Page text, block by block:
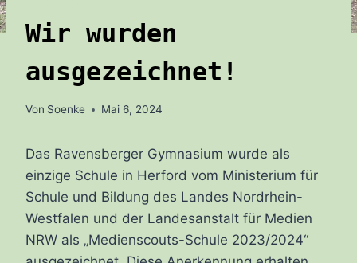
Wir wurden
ausgezeichnet!
Von Soenke Mai 6, 2024
Das Ravensberger Gymnasium wurde als
einzige Schule in Herford vom Ministerium für
Schule und Bildung des Landes Nordrhein-
Westfalen und der Landesanstalt für Medien
NRW als „Medienscouts-Schule 2023/2024“